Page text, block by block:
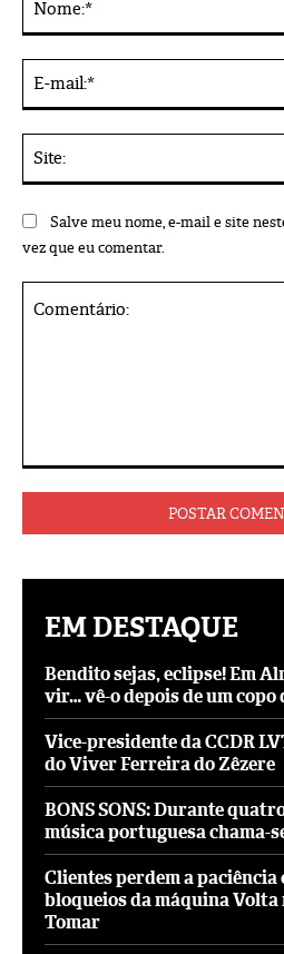
Salve meu nome, e-mail e site
vez que eu comentar.
EM DESTAQUE
Bendito sejas, eclipse! Em
vir… vê-o depois de um copo
Vice-presidente da CCDR
do Viver Ferreira do Zêzere
BONS SONS: Durante
música portuguesa chama-
Clientes perdem a paciência
bloqueios da máquina Volta
Tomar